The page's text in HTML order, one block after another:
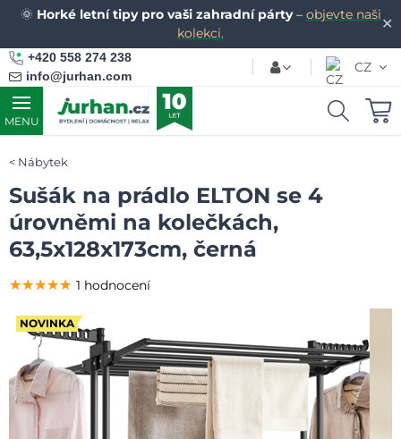
✕
🌞 Horké letní tipy pro vaši zahradní párty– objevte naši
kolekci.
+420 558 274 238
info@jurhan.com
CZ
MENU
Nábytek
Sušák na prádlo ELTON se 4
úrovněmi na kolečkách,
63,5x128x173cm, černá
NOVINKA
★★★★★
★★★★★
★★★★★ 1 hodnocení